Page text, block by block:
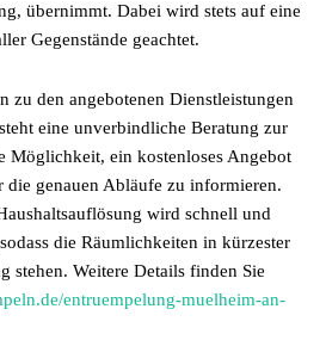
übernimmt. Dabei wird stets auf eine
Gegenstände geachtet.
zu den angebotenen Dienstleistungen
eine unverbindliche Beratung zur
Möglichkeit, ein kostenloses Angebot
die genauen Abläufe zu informieren.
wird schnell und
die Räumlichkeiten in kürzester
stehen. Weitere Details finden Sie
entruempelung-muelheim-an-